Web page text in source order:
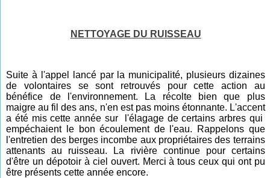
NETTOYAGE DU RUISSEAU
Suite à l'appel lancé par la municipalité, plusieurs dizaines
de volontaires se sont retrouvés pour cette action au
bénéfice de l'environnement. La récolte bien que plus
maigre au fil des ans, n'en est pas moins étonnante. L'accent
a été mis cette année sur l'élagage de certains arbres qui
empéchaient le bon écoulement de l'eau. Rappelons que
l'entretien des berges incombe aux propriétaires des terrains
attenants au ruisseau. La rivière continue pour certains
d'être un dépotoir à ciel ouvert. Merci à tous ceux qui ont pu
être présents cette année encore.